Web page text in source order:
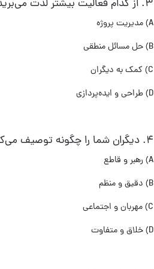
۳. از کدام فعالیت بیشتر لذت
A) مدیریت پروژه
B) حل مسائل منطقی
C) کمک به دیگران
D) طراحی و ایده‌پردازی
۴. دیگران شما را چگونه توصیف
A) رهبر و قاطع
B) دقیق و منظم
C) مهربان و اجتماعی
D) خلاق و متفاوت